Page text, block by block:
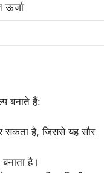
ऊर्जा
बनाते हैं:
सकता है, जिससे यह सौर
है।